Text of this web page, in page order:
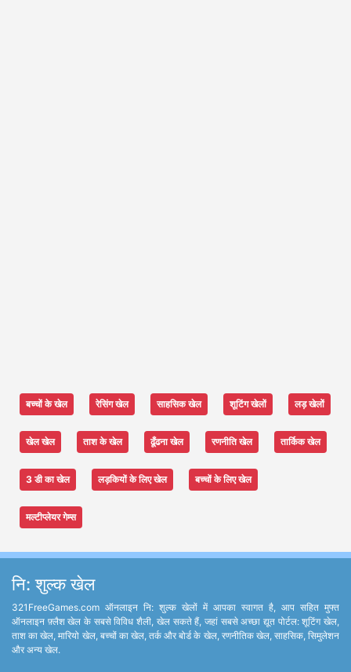
बच्चों के खेल रेसिंग खेल साहसिक खेल शूटिंग खेलों लड़ खेलों
खेल खेल ताश के खेल ढूँढना खेल रणनीति खेल तार्किक खेल
3 डी का खेल लड़कियों के लिए खेल बच्चों के लिए खेल
मल्टीप्लेयर गेम्स
नि: शुल्क खेल
321FreeGames.com ऑनलाइन नि: शुल्क खेलों में आपका स्वागत है, आप सहित मुफ्त
ऑनलाइन फ़्लैश खेल के सबसे विविध शैली, खेल सकते हैं, जहां सबसे अच्छा द्यूत पोर्टल: शूटिंग खेल,
ताश का खेल, मारियो खेल, बच्चों का खेल, तर्क और बोर्ड के खेल, रणनीतिक खेल, साहसिक, सिमुलेशन
और अन्य खेल.